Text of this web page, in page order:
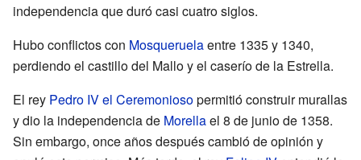
independencia que duró casi cuatro siglos.
Hubo conflictos con Mosqueruelaentre 1335 y 1340,
perdiendo el castillo del Mallo y el caserío de la Estrella.
El rey Pedro IV el Ceremoniosopermitió construir murallas
y dio la independencia de Morellael 8 de junio de 1358.
Sin embargo, once años después cambió de opinión y